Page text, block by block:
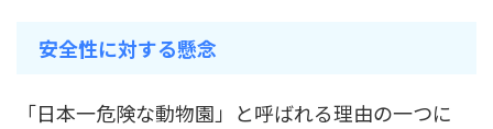
安全性に対する懸念
「日本一危険な動物園」と呼ばれる理由の一つに